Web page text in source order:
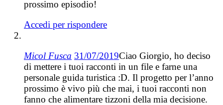
prossimo episodio!
Accedi per rispondere
Micol Fusca 31/07/2019Ciao Giorgio, ho deciso
di mettere i tuoi racconti in un file e farne una
personale guida turistica :D. Il progetto per l’anno
prossimo è vivo più che mai, i tuoi racconti non
fanno che alimentare tizzoni della mia decisione.